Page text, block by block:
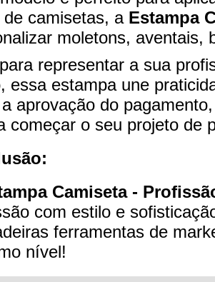
de camisetas, a Estampa
moletons, aventais,
representar a sua
essa estampa une
aprovação do
começar o seu projeto de
Camiseta -
com estilo e
ferramentas de
nível!